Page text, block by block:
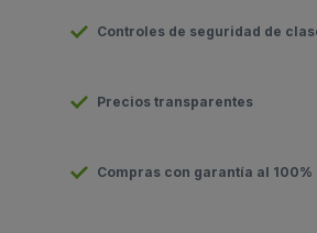
Controles de seguridad de
Precios transparentes
Compras con garantía al 100%